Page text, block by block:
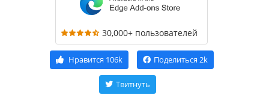
30,000+ пользователей
Нравится 106k Поделиться 2k
Твитнуть